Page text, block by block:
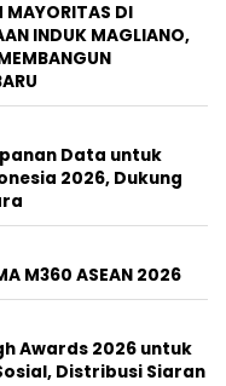
MAYORITAS DI
INDUK MAGLIANO,
Data untuk
2026, Dukung
M360 ASEAN 2026
Awards 2026 untuk
Distribusi Siaran